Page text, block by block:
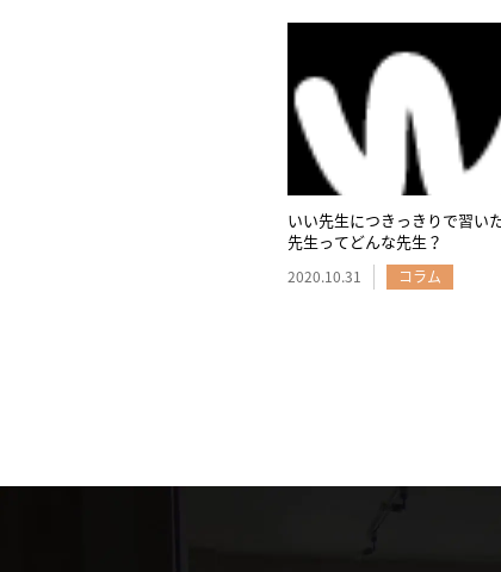
いい先生につきっきりで習い
先生ってどんな先生？
2020.10.31 コラム